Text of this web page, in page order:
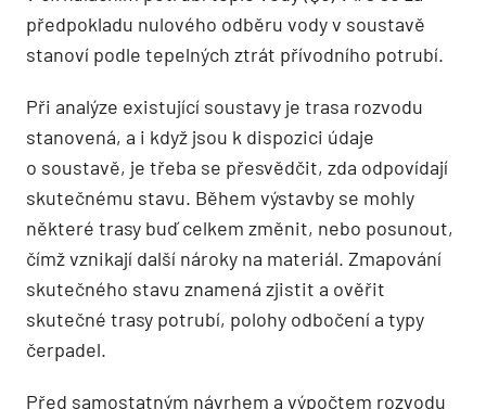
předpokladu nulového odběru vody v soustavě
stanoví podle tepelných ztrát přívodního potrubí.
Při analýze existující soustavy je trasa rozvodu
stanovená, a i když jsou k dispozici údaje
o soustavě, je třeba se přesvědčit, zda odpovídají
skutečnému stavu. Během výstavby se mohly
některé trasy buď celkem změnit, nebo posunout,
čímž vznikají další nároky na materiál. Zmapování
skutečného stavu znamená zjistit a ověřit
skutečné trasy potrubí, polohy odbočení a typy
čerpadel.
Před samostatným návrhem a výpočtem rozvodu